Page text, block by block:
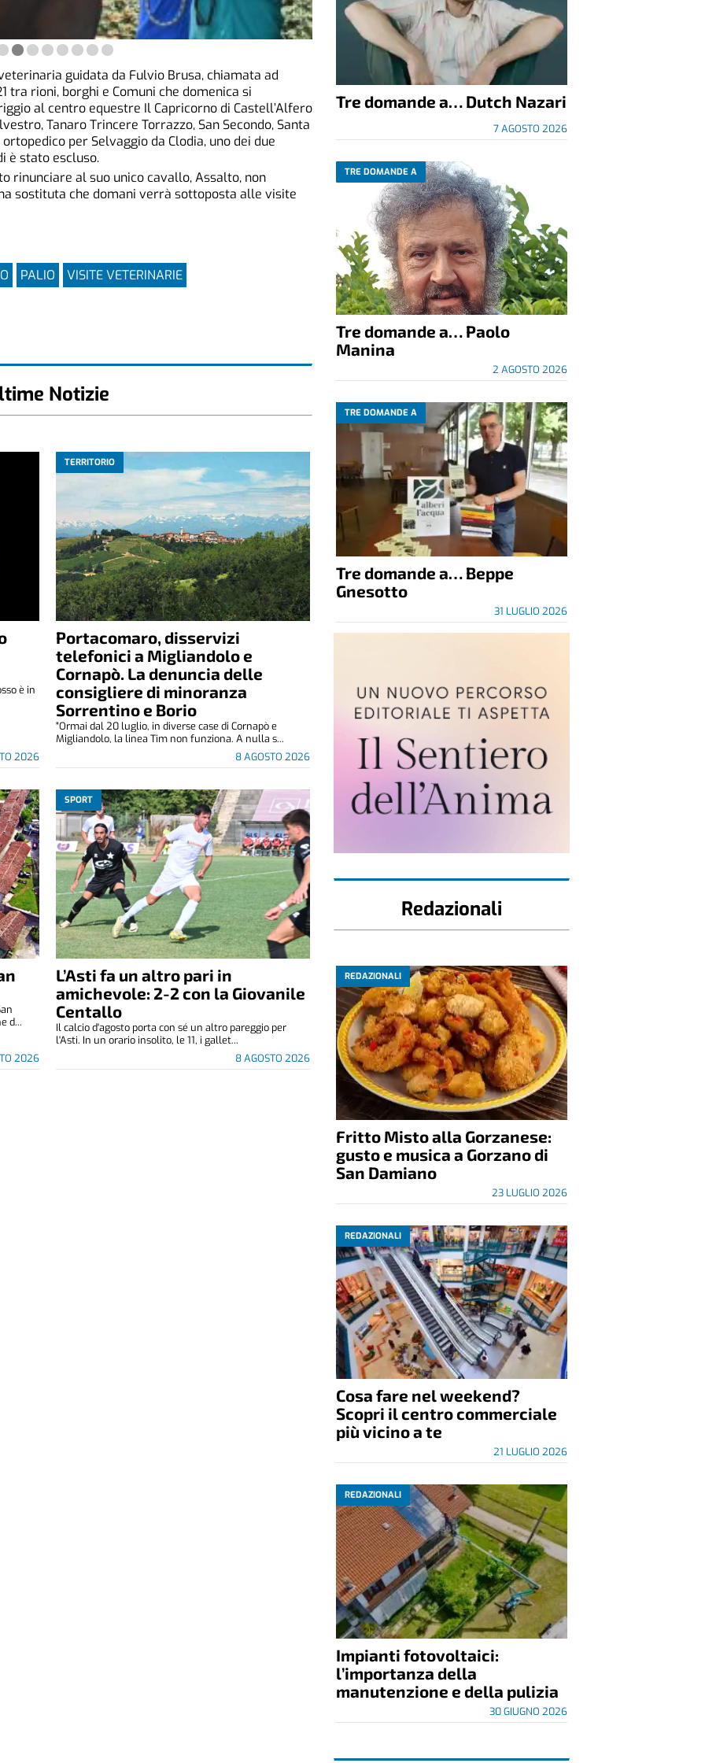
guidata da Fulvio Brusa, chiamata ad
rioni, borghi e Comuni che domenica si
al centro equestre Il Capricorno di Castell’Alfero
Tanaro Trincere Torrazzo, San Secondo, Santa
per Selvaggio da Clodia, uno dei due
è stato escluso.
rinunciare al suo unico cavallo, Assalto, non
sostituta che domani verrà sottoposta alle visite
PALIO VISITE VETERINARIE
Notizie
2026
è in
TERRITORIO
Portacomaro, disservizi
telefonici a Migliandolo e
Cornapò. La denuncia delle
consigliere di minoranza
Sorrentino e Borio
8 AGOSTO 2026
"Ormai dal 20 luglio, in diverse case di Cornapò e
Migliandolo, la linea Tim non funziona. A nulla s...
2026
d...
SPORT
L’Asti fa un altro pari in
amichevole: 2-2 con la Giovanile
Centallo
8 AGOSTO 2026
Il calcio d'agosto porta con sé un altro pareggio per
l'Asti. In un orario insolito, le 11, i gallet...
Tre domande a… Dutch Nazari
7 AGOSTO 2026
TRE DOMANDE A
Tre domande a… Paolo
Manina
2 AGOSTO 2026
TRE DOMANDE A
Tre domande a… Beppe
Gnesotto
31 LUGLIO 2026
Redazionali
REDAZIONALI
Fritto Misto alla Gorzanese:
gusto e musica a Gorzano di
San Damiano
23 LUGLIO 2026
REDAZIONALI
Cosa fare nel weekend?
Scopri il centro commerciale
più vicino a te
21 LUGLIO 2026
REDAZIONALI
Impianti fotovoltaici:
l’importanza della
manutenzione e della pulizia
30 GIUGNO 2026